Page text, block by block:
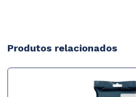
Produtos relacionados